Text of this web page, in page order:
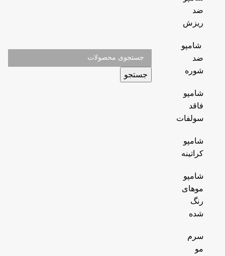
ضد
ریزش
شامپو
ضد
شوره
شامپو
فاقد
سولفات
شامپو
کراتینه
شامپو
موهای
رنگ
شده
سرم
مو
جستجو